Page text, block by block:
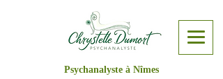
Psychanalyste à Nîmes